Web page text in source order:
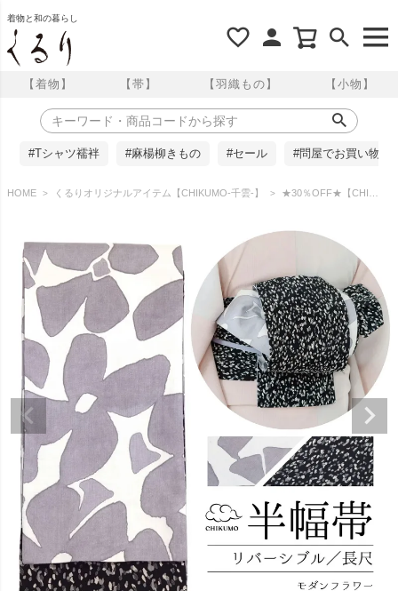
着物と和の暮らし
【着物】 【帯】 【羽織もの】 【小物】
#Tシャツ襦袢 #麻楊柳きもの #セール #問屋でお買い物
HOME くるりオリジナルアイテム【CHIKUMO-千雲-】 ★30％OFF★【CHIKUMO-千雲-】半幅帯 モダンフラワー リバーシブル 長尺 くるり